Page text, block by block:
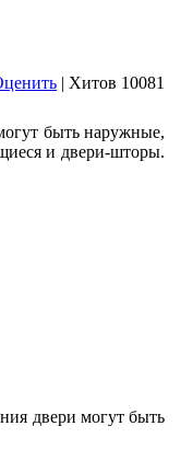
| Хитов 10081
быть наружные,
и двери-шторы.
двери могут быть